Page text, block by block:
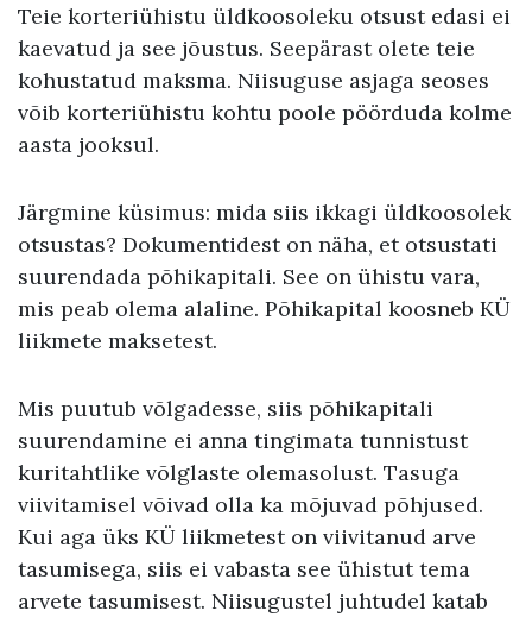
Teie korteriühistu üldkoosoleku otsust edasi ei
kaevatud ja see jõustus. Seepärast olete teie
kohustatud maksma. Niisuguse asjaga seoses
võib korteriühistu kohtu poole pöörduda kolme
aasta jooksul.
Järgmine küsimus: mida siis ikkagi üldkoosolek
otsustas? Dokumentidest on näha, et otsustati
suurendada põhikapitali. See on ühistu vara,
mis peab olema alaline. Põhikapital koosneb KÜ
liikmete maksetest.
Mis puutub võlgadesse, siis põhikapitali
suurendamine ei anna tingimata tunnistust
kuritahtlike võlglaste olemasolust. Tasuga
viivitamisel võivad olla ka mõjuvad põhjused.
Kui aga üks KÜ liikmetest on viivitanud arve
tasumisega, siis ei vabasta see ühistut tema
arvete tasumisest. Niisugustel juhtudel katab